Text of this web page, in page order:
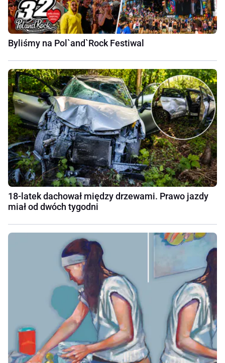
Byliśmy na Pol`and`Rock Festiwal
18-latek dachował między drzewami. Prawo jazdy
miał od dwóch tygodni